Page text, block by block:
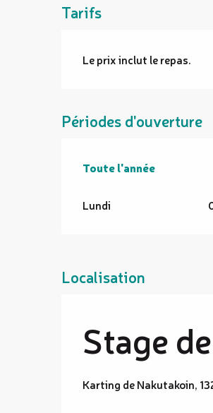
Tarifs
Le prix inclut le repas.
Périodes d'ouverture
Toute l'année
Toute l'année
Lundi
Localisation
Stage
Karting de Nakutakoin,